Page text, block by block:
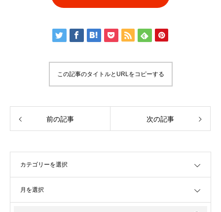
この記事のタイトルとURLをコピーする
前の記事 次の記事